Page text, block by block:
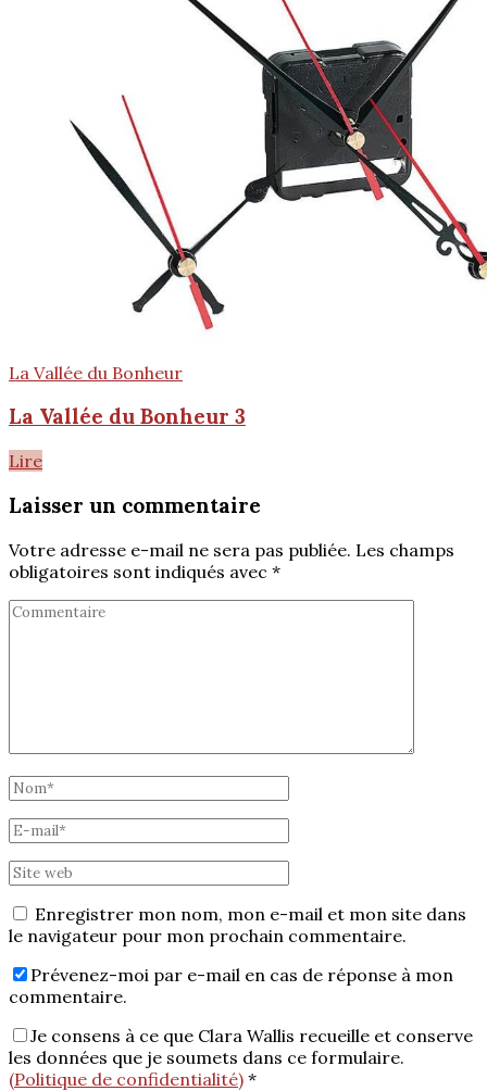
La Vallée du Bonheur
La Vallée du Bonheur 3
Lire
Laisser un commentaire
Votre adresse e-mail ne sera pas publiée. Les champs
obligatoires sont indiqués avec *
Enregistrer mon nom, mon e-mail et mon site dans
le navigateur pour mon prochain commentaire.
Prévenez-moi par e-mail en cas de réponse à mon
commentaire.
Je consens à ce que Clara Wallis recueille et conserve
les données que je soumets dans ce formulaire.
(Politique de confidentialité) *